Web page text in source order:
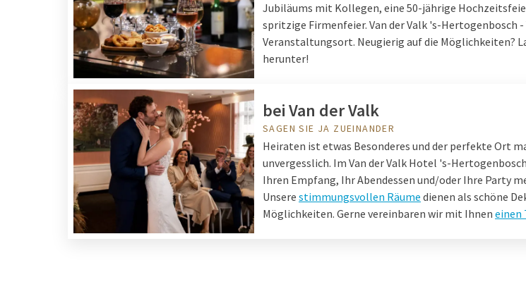
Jubiläums mit Kollegen, eine 50-jährige
spritzige Firmenfeier. Van der Valk 's-Hertogenbosch
Veranstaltungsort. Neugierig auf die Möglichkeiten?
herunter!
bei Van der Valk
SAGEN SIE JA ZUEINANDER
Heiraten ist etwas Besonderes und der perfekte Ort
unvergesslich. Im Van der Valk Hotel 's-
Ihren Empfang, Ihr Abendessen und/oder Ihre Party
Unsere stimmungsvollen Räume dienen als schöne
Möglichkeiten. Gerne vereinbaren wir mit Ihnen einen